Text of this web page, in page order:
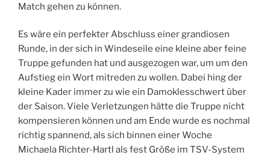
Match gehen zu können.
Es wäre ein perfekter Abschluss einer grandiosen
Runde, in der sich in Windeseile eine kleine aber feine
Truppe gefunden hat und ausgezogen war, um um den
Aufstieg ein Wort mitreden zu wollen. Dabei hing der
kleine Kader immer zu wie ein Damoklesschwert über
der Saison. Viele Verletzungen hätte die Truppe nicht
kompensieren können und am Ende wurde es nochmal
richtig spannend, als sich binnen einer Woche
Michaela Richter-Hartl als fest Größe im TSV-System